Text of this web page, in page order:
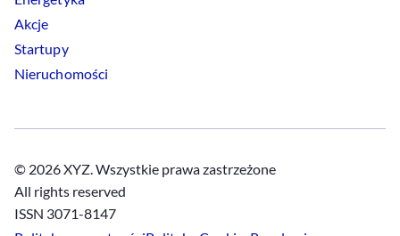
Akcje
Startupy
Nieruchomości
© 2026 XYZ. Wszystkie prawa zastrzeżone
All rights reserved
ISSN 3071-8147